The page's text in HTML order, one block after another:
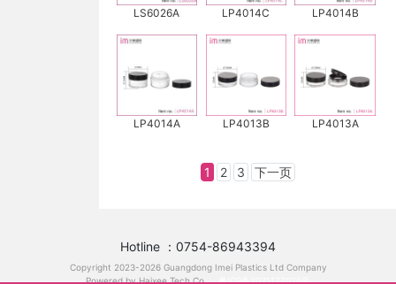
LS6026A LP4014C LP4014B
LP4014A LP4013B LP4013A
1 2 3 下一页
Hotline ：0754-86943394
Copyright 2023-2026 Guangdong Imei Plastics Ltd Company
Powered by Haixee Tech Co
粤ICP备2021177020号